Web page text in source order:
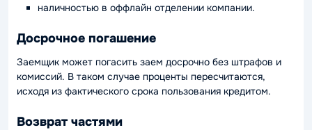
наличностью в оффлайн отделении компании.
Досрочное погашение
Заемщик может погасить заем досрочно без штрафов и
комиссий. В таком случае проценты пересчитаются,
исходя из фактического срока пользования кредитом.
Возврат частями